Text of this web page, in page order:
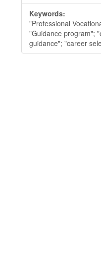
Keywords:
"Professional
"Guidance program";
guidance"; "career